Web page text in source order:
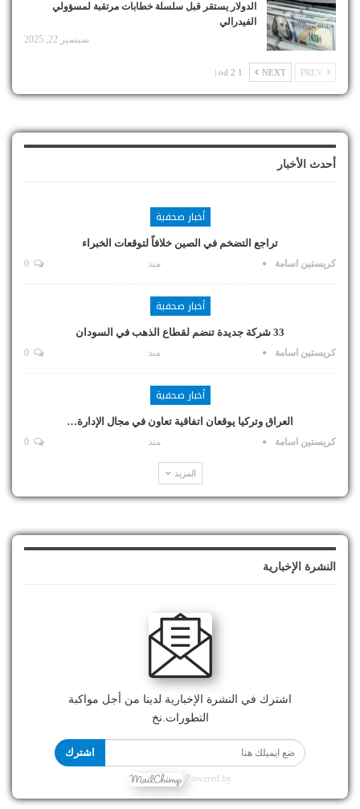
الدولار يستقر قبل سلسلة خطابات مرتقبة لمسؤولي
الفيدرالي
سبتمبر 22, 2025
NEXT
1 od 2 |
أحدث الأخبار
أخبار صحفية
تراجع التضخم في الصين خلافاً لتوقعات الخبراء
كريستين اسامة منذ
أخبار صحفية
33 شركة جديدة تنضم لقطاع الذهب في السودان
كريستين اسامة منذ
أخبار صحفية
العراق وتركيا يوقعان اتفاقية تعاون في مجال الإدارة…
كريستين اسامة منذ
المزيد
النشرة الإخبارية
اشترك في النشرة الإخبارية لدينا من أجل مواكبة
التطورات.نخ
اشترك
Powered by